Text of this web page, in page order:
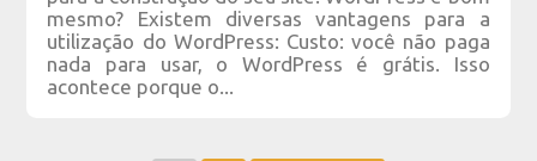
mesmo? Existem diversas vantagens para a
utilização do WordPress: Custo: você não paga
nada para usar, o WordPress é grátis. Isso
acontece porque o...